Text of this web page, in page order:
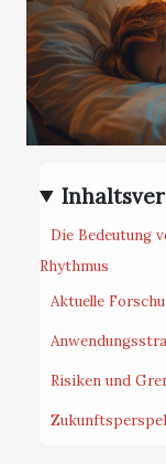
Die Bedeutung
Rhythmus
Aktuelle
Risiken und